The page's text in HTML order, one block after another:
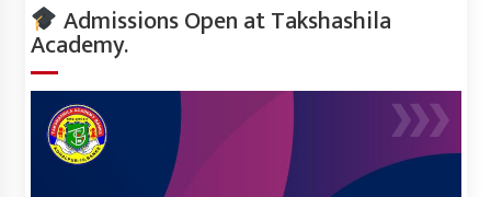
Admissions Open at Takshashila
Academy.